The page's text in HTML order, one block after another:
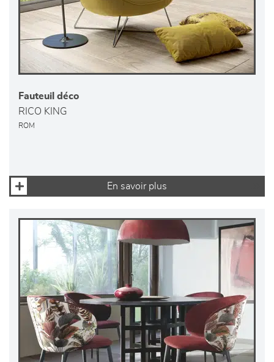
Fauteuil déco
RICO KING
ROM
En savoir plus